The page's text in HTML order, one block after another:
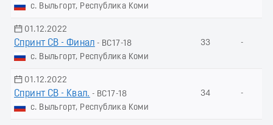
с. Выльгорт, Республика Коми
01.12.2022
Спринт СВ - Финал - ВС17-18
с. Выльгорт, Республика Коми
33 -
01.12.2022
Спринт СВ - Квал. - ВС17-18
с. Выльгорт, Республика Коми
34 -